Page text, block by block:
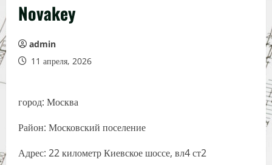
Novakey
admin
11 апреля, 2026
город: Москва
Район: Московский поселение
Адрес: 22 километр Киевское шоссе, вл4 ст2